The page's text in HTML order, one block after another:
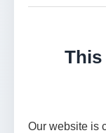
This
Our website is